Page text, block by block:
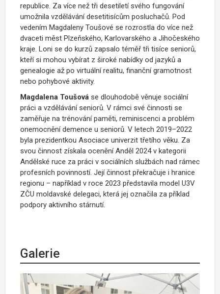
republice. Za více než tři desetiletí svého fungování
umožnila vzdělávání desetitisícům posluchačů. Pod
vedením Magdaleny Toušové se rozrostla do více než
dvaceti měst Plzeňského, Karlovarského a Jihočeského
kraje. Loni se do kurzů zapsalo téměř tři tisíce seniorů,
kteří si mohou vybírat z široké nabídky od jazyků a
genealogie až po virtuální realitu, finanční gramotnost
nebo pohybové aktivity.
Magdalena Toušová se dlouhodobě věnuje sociální
práci a vzdělávání seniorů. V rámci své činnosti se
zaměřuje na trénování paměti, reminiscenci a problém
onemocnění demence u seniorů. V letech 2019–2022
byla prezidentkou Asociace univerzit třetího věku. Za
svou činnost získala ocenění Anděl 2024 v kategorii
Andělské ruce za práci v sociálních službách nad rámec
profesních povinností. Její činnost překračuje i hranice
regionu – například v roce 2023 představila model U3V
ZČU moldavské delegaci, která jej označila za příklad
podpory aktivního stárnutí.
Galerie